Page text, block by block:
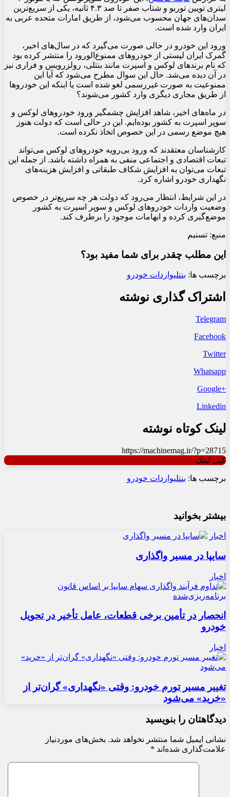
لیتری تویین توربو و شتاب صفر تا صد ۴.۳ ثانیه، یکی از سریع‌ترین
سدان‌های جهان محسوب می‌شود، از طریق امارات متحده عربی به
ایران وارد شده است.
ورود این خودرو در حالی صورت می‌گیرد که در سال‌های اخیر،
گمرک ایران لیستی از خودروهای ممنوع‌الورود را منتشر کرده بود
که نام برندهای لوکس و اسپرت مانند بنتلی، رولزرویس و فراری نیز
در آن دیده می‌شد. حال این سوال مطرح می‌شود که آیا این
ممنوعیت به صورت غیررسمی لغو شده است یا اینکه این خودروها
از طریق مجاری دیگری وارد کشور می‌شوند؟
در ماه‌های اخیر، شاهد افزایش چشمگیر ورود خودروهای لوکس و
سوپر اسپرت به کشور بوده‌ایم. این در حالی است که دولت هنوز
هیچ موضع رسمی در این خصوص اتخاذ نکرده است.
کارشناسان معتقدند که ورود بی‌رویه خودروهای لوکس می‌تواند
تبعات اقتصادی و اجتماعی منفی به همراه داشته باشد. از جمله این
تبعات می‌توان به افزایش شکاف طبقاتی و افزایش هزینه‌های
نگهداری خودرو اشاره کرد.
در این شرایط، انتظار می‌رود که دولت هر چه سریع‌تر در خصوص
وضعیت واردات خودروهای لوکس و سوپر اسپرت به کشور
موضع‌گیری کرده و ابهامات موجود را برطرف کند.
منبع: تسنیم
این مطلب چقدر برای شما مفید بود؟
برچسب ها: بنتلیواردات خودرو
اشتراک گذاری نوشته
Telegram
Facebook
Twitter
Whatsapp
+Google
Linkedin
لینک کوتاه نوشته
https://machinemag.ir/?p=28715
کپی لینک
برچسب ها: بنتلیواردات خودرو
بیشتر بخوانید
اخبار
سایپا در مسیر واگذاری
اخبار
انحصار در تأمین برخی قطعات، عامل تأخیر در تحویل
خودرو
اخبار
تغییر مسیر تورم خودرو: وقتی «نگهداری» گران‌تر از
«خرید» می‌شود
دیدگاهتان را بنویسید
نشانی ایمیل شما منتشر نخواهد شد. بخش‌های موردنیاز
علامت‌گذاری شده‌اند *